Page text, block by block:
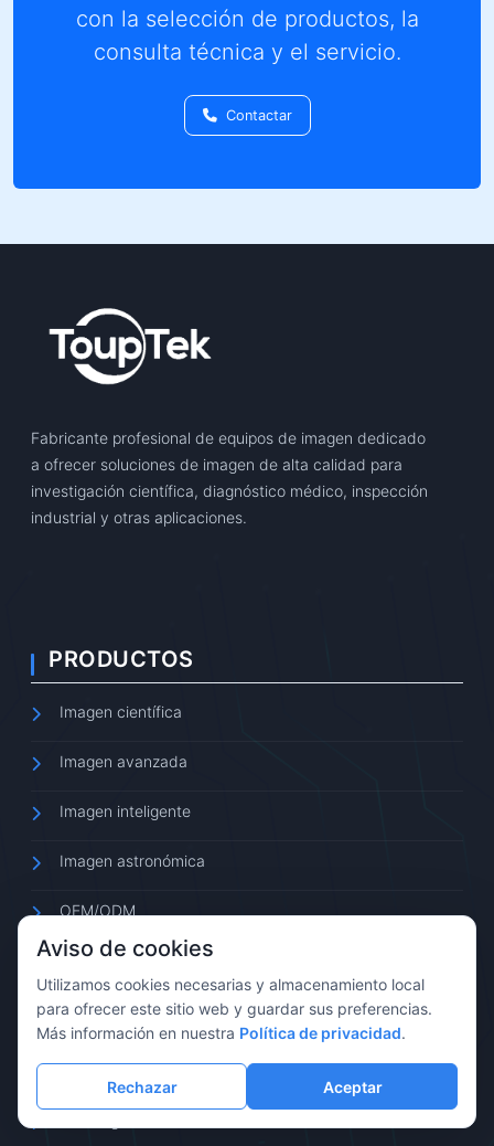
con la selección de productos, la
consulta técnica y el servicio.
Contactar
Fabricante profesional de equipos de imagen dedicado
a ofrecer soluciones de imagen de alta calidad para
investigación científica, diagnóstico médico, inspección
industrial y otras aplicaciones.
PRODUCTOS
Imagen científica
Imagen avanzada
Imagen inteligente
Imagen astronómica
OEM/ODM
SOPORTE
Aviso de cookies
Utilizamos cookies necesarias y almacenamiento local
para ofrecer este sitio web y guardar sus preferencias.
Más información en nuestra Política de privacidad.
Rechazar Aceptar